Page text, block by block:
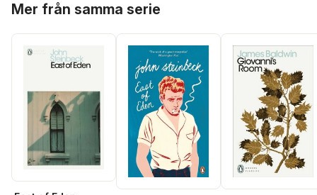
Mer från samma serie